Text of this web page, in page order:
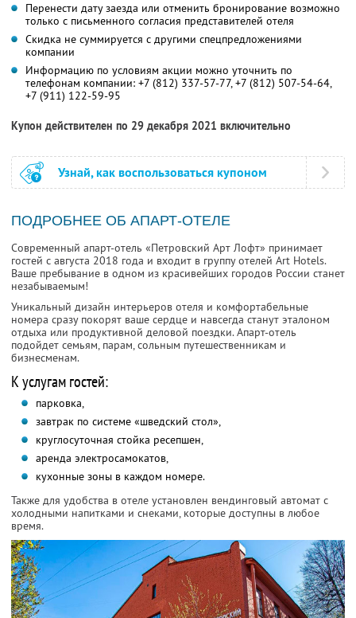
Перенести дату заезда или отменить бронирование возможно
только с письменного согласия представителей отеля
Скидка не суммируется с другими спецпредложениями
компании
Информацию по условиям акции можно уточнить по
телефонам компании: +7 (812) 337-57-77, +7 (812) 507-54-64,
+7 (911) 122-59-95
Купон действителен по 29 декабря 2021 включительно
Узнай, как воспользоваться купоном
ПОДРОБНЕЕ ОБ АПАРТ-ОТЕЛЕ
Современный апарт-отель «Петровский Арт Лофт» принимает
гостей с августа 2018 года и входит в группу отелей Art Hotels.
Ваше пребывание в одном из красивейших городов России станет
незабываемым!
Уникальный дизайн интерьеров отеля и комфортабельные
номера сразу покорят ваше сердце и навсегда станут эталоном
отдыха или продуктивной деловой поездки. Апарт-отель
подойдет семьям, парам, сольным путешественникам и
бизнесменам.
К услугам гостей:
парковка,
завтрак по системе «шведский стол»,
круглосуточная стойка ресепшен,
аренда электросамокатов,
кухонные зоны в каждом номере.
Также для удобства в отеле установлен вендинговый автомат с
холодными напитками и снеками, которые доступны в любое
время.